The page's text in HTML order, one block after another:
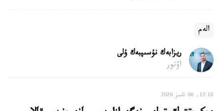
الەم
ريزابەك نۇسىپبەك ۇلى
اۆتور
12:10, 06 تامىز 2026